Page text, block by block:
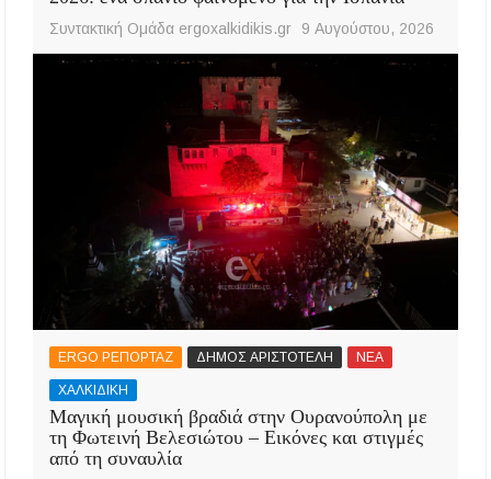
Συντακτική Ομάδα ergoxalkidikis.gr 9 Αυγούστου, 2026
ERGO ΡΕΠΟΡΤΑΖ ΔΗΜΟΣ ΑΡΙΣΤΟΤΕΛΗ ΝΕΑ
ΧΑΛΚΙΔΙΚΗ
Μαγική μουσική βραδιά στην Ουρανούπολη με
τη Φωτεινή Βελεσιώτου – Εικόνες και στιγμές
από τη συναυλία